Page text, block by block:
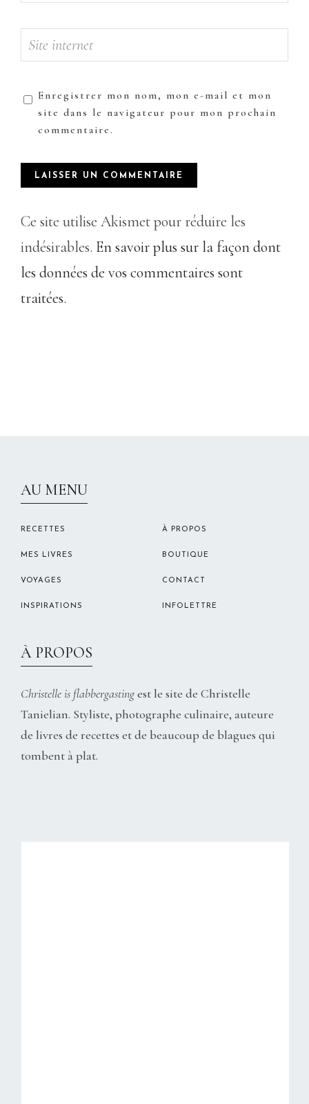
Enregistrer mon nom, mon e-mail et mon
site dans le navigateur pour mon prochain
commentaire.
Ce site utilise Akismet pour réduire les
indésirables. En savoir plus sur la façon dont
les données de vos commentaires sont
traitées.
AU MENU
RECETTES
MES LIVRES
VOYAGES
INSPIRATIONS
À PROPOS
BOUTIQUE
CONTACT
INFOLETTRE
À PROPOS
Christelle is flabbergastingest le site de Christelle
Tanielian. Styliste, photographe culinaire, auteure
de livres de recettes et de beaucoup de blagues qui
tombent à plat.